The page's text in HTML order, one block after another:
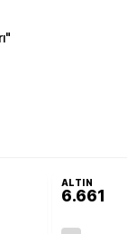
"
ALTIN
6.661